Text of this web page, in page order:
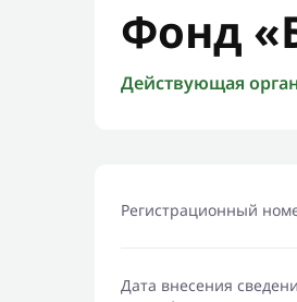
Фонд
Действующая
Регистрационный
Дата внесения